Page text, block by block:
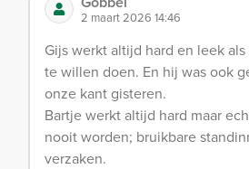
2 maart 2026 14:46
Gijs werkt altijd hard en leek
te willen doen. En hij was ook
onze kant gisteren.
Bartje werkt altijd hard maar
nooit worden; bruikbare
verzaken.